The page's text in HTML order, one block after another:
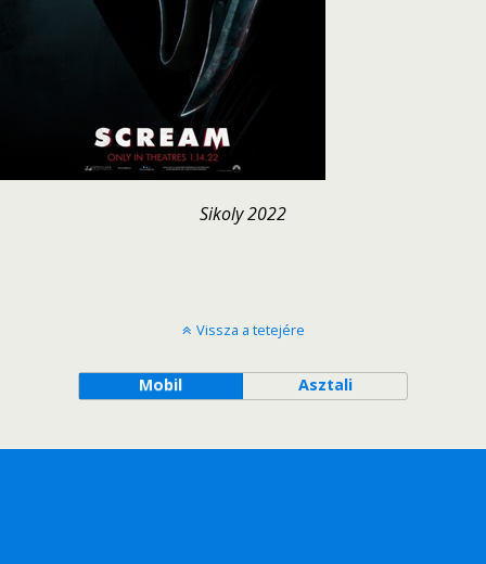
Sikoly 2022
Vissza a tetejére
Mobil Asztali